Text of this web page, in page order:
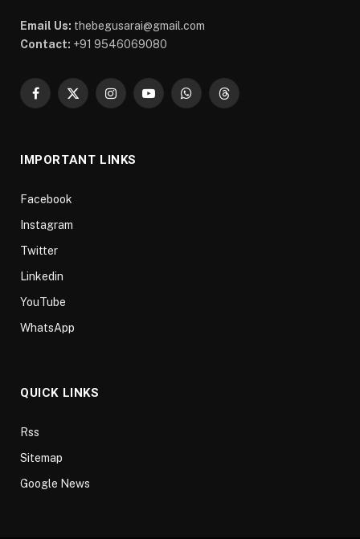
Email Us: thebegusarai@gmail.com
Contact: +91 9546069080
Facebook
X
InstagramYouTubeWhatsAppThreads
IMPORTANT LINKS
Facebook
Instagram
Twitter
Linkedin
YouTube
WhatsApp
QUICK LINKS
Rss
Sitemap
Google News